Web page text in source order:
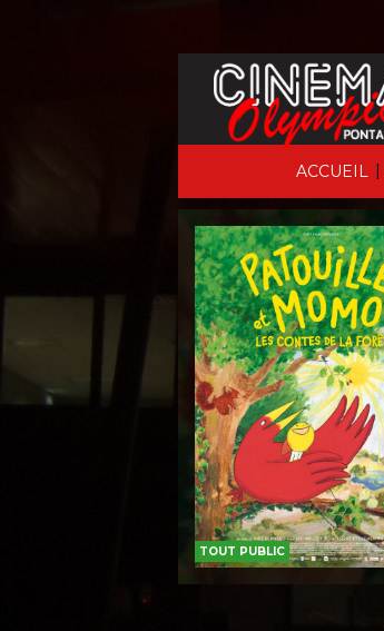
ACCUEIL |
TOUT PUBLIC